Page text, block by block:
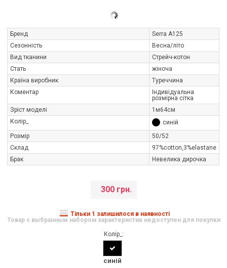
Бренд
Serra A125
Сезонність
Весна/літо
Вид тканини
Стрейч-котон
Стать
жіноча
Країна виробник
Туреччина
Коментар
Індивідуальна
розмірна сітка
Зріст моделі
1м64см
Колір_
синій
Розмір
50/52
Склад
97%cotton,3%elastane
Брак
Невелика дирочка
300 грн.
Тільки 1 залишилося в наявності
Товар с выбранным набором характеристик недоступен для покупки
Колір_:
синій